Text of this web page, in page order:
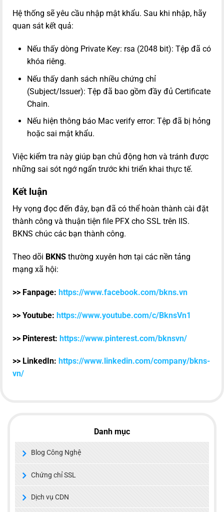
Hệ thống sẽ yêu cầu nhập mật khẩu. Sau khi nhập, hãy
quan sát kết quả:
Nếu thấy dòng Private Key: rsa (2048 bit): Tệp đã có
khóa riêng.
Nếu thấy danh sách nhiều chứng chỉ
(Subject/Issuer): Tệp đã bao gồm đầy đủ Certificate
Chain.
Nếu hiện thông báo Mac verify error: Tệp đã bị hỏng
hoặc sai mật khẩu.
Việc kiểm tra này giúp bạn chủ động hơn và tránh được
những sai sót ngớ ngẩn trước khi triển khai thực tế.
Kết luận
Hy vọng đọc đến đây, bạn đã có thể hoàn thành cài đặt
thành công và thuận tiện file PFX cho SSL trên IIS.
BKNS chúc các bạn thành công.
Theo dõi BKNS thường xuyên hơn tại các nền tảng
mạng xã hội:
>> Fanpage: https://www.facebook.com/bkns.vn
>> Youtube: https://www.youtube.com/c/BknsVn1
>> Pinterest: https://www.pinterest.com/bknsvn/
>> LinkedIn: https://www.linkedin.com/company/bkns-
vn/
Danh mục
Blog Công Nghệ
Chứng chỉ SSL
Dịch vụ CDN